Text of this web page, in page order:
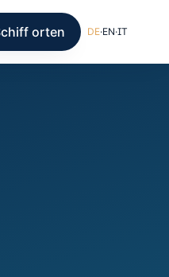
orten DE·EN·IT